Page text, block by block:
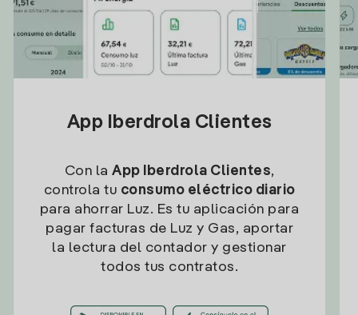
App Iberdrola Clientes
Con la App Iberdrola Clientes,
controla tu consumo eléctrico diario
para ahorrar Luz. Es tu aplicación para
pagar facturas de Luz y Gas, aportar
la lectura del contador y gestionar
todos tus contratos.